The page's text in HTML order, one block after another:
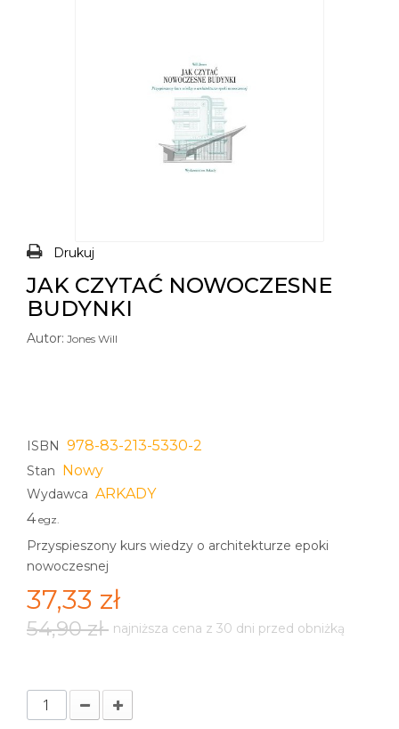
Drukuj
JAK CZYTAĆ NOWOCZESNE
BUDYNKI
Autor: Jones Will
ISBN 978-83-213-5330-2
Stan Nowy
Wydawca ARKADY
4 egz.
Przyspieszony kurs wiedzy o architekturze epoki
nowoczesnej
37,33 zł
54,90 zł najniższa cena z 30 dni przed obniżką